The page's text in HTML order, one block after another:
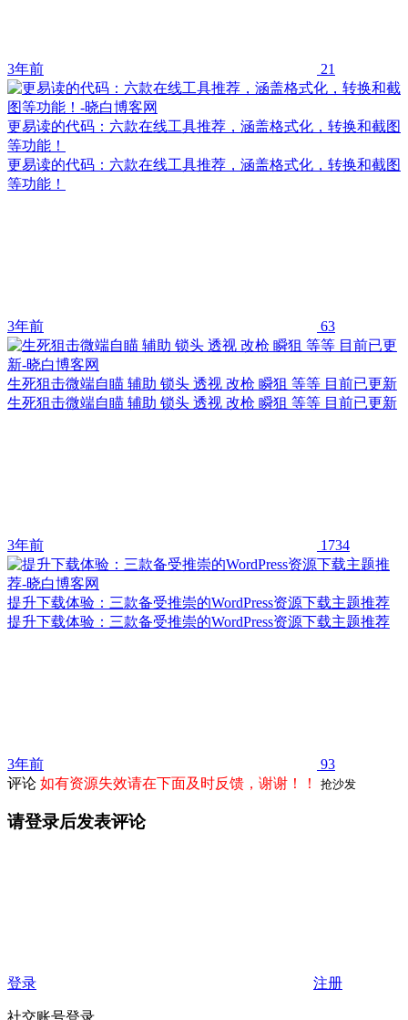
3年前 21
更易读的代码：六款在线工具推荐，涵盖格式化，转换和截图
等功能！
更易读的代码：六款在线工具推荐，涵盖格式化，转换和截图
等功能！
3年前 63
生死狙击微端自瞄 辅助 锁头 透视 改枪 瞬狙 等等 目前已更新
生死狙击微端自瞄 辅助 锁头 透视 改枪 瞬狙 等等 目前已更新
3年前 1734
提升下载体验：三款备受推崇的WordPress资源下载主题推荐
提升下载体验：三款备受推崇的WordPress资源下载主题推荐
3年前
93
评论 如有资源失效请在下面及时反馈，谢谢！！ 抢沙发
请登录后发表评论
登录 注册
社交账号登录